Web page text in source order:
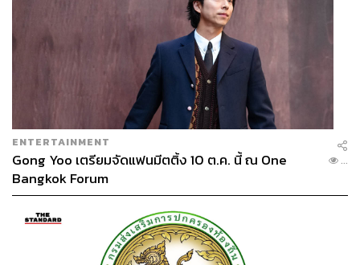
ENTERTAINMENT
Gong Yoo เตรียมจัดแฟนมีตติ้ง 10 ต.ค. นี้ ณ One
Bangkok Forum
...